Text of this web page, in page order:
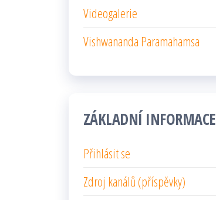
Videogalerie
Vishwananda Paramahamsa
ZÁKLADNÍ INFORMACE
Přihlásit se
Zdroj kanálů (příspěvky)